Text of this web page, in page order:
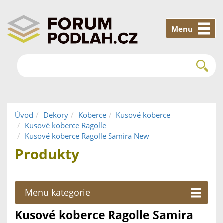
Menu
Úvod Dekory Koberce
Kusové koberce
Kusové koberce Ragolle
Kusové koberce Ragolle Samira New
Produkty
Menu kategorie
Kusové koberce Ragolle Samira